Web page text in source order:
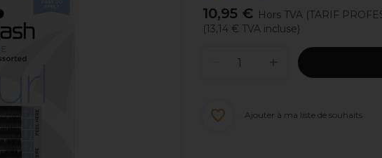
10,95 € Hors TVA (TARIF
(13,14 € TVA incluse)
Ajouter à ma liste de souhaits